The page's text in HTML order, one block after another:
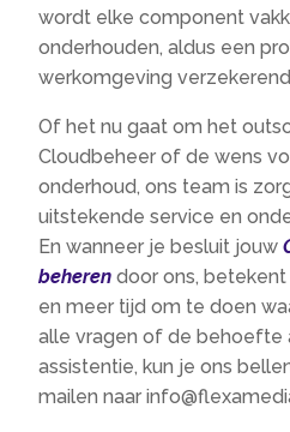
wordt elke component
onderhouden, aldus een
werkomgeving
Of het nu gaat om het
Cloudbeheer of de wens
onderhoud, ons team is
uitstekende service en
En wanneer je besluit jouw
beheren door ons,
en meer tijd om te doen
alle vragen of de behoefte
assistentie, kun je ons
mailen naar